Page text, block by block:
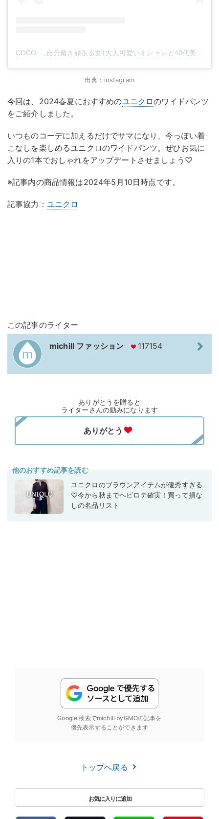
出典：instagram
今回は、2024春夏におすすめのユニクロのワイドパンツ
をご紹介しました。
いつものコーデに加えるだけでサマになり、今っぽい着
こなしを楽しめるユニクロのワイドパンツ。ぜひお気に
入りの1本でおしゃれをアップデートさせましょう♡
※記事内の商品情報は2024年5月10日時点です。
記事協力： ユニクロ
この記事のライター
michill ファッション 117154
ありがとうを贈ると
ライターさんの励みになります
他のおすすめ記事を読む
ユニクロのブラウンアイテムが優秀すぎる
♡今から秋までヘビロテ確実！買って損な
しの名品リスト
Google 検索でmichill byGMOの記事を
優先表示することができます
トップへ戻る